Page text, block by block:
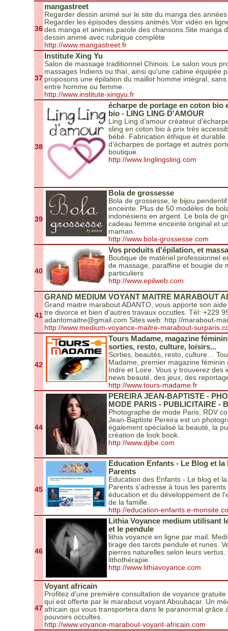
36
mangastreet
Regarder dessin animé sur le site du manga des
Regarder les épisodes dessins animés.Voir vidéo en
des manga et animes.parole des chansons.Site manga
dessin animé avec rubrique complète
http://www.mangastreet.fr
37
Institute Xing Yu
Salon de massage traditionnel Chinois. Le salon vous
massages Indiens ou thaï, ainsi qu'une cabine équipée
proposons une épilation du maillot homme intégral,
entre homme ou femme.
http://www.institute-xingyu.fr
38
écharpe de portage en coton bio
bio - LING LING D'AMOUR
Ling Ling d’amour créateur
sling en coton bio à prix très
bébé. Fabrication éthique et
d’écharpes de portage et autres
boutique.
http://www.linglingsling.com
39
Bola de grossesse
Bola de grossesse, le bijou
enceinte. Plus de 50 modèles de
indonésiens en argent. Le bola de
cadeau femme enceinte original et
maman.
http://www.bola-grossesse.com
40
Vos produits d'épilation, et
Boutique de matériel professionnel
de massage, paraffine et bougie de
particuliers
http://www.epilweb.com
41
GRAND MEDIUM VOYANT MAITRE MARABOUT
Grand maitre marabout ADANTO, vous apporte son
tre divorce et bien d'autres travaux occutles. Tél: +229
adantomaitre@gmail.com Sites web: http://marabout-
http://www.medium-voyance-maitre-marabout-
42
Tours Madame, magazine
sorties, resto, culture, loisirs...
Sorties, beautés, resto, culture…
Madame, premier magazine féminin
Indre et Loire. Vous y trouverez des
news beauté, des jeux, des
http://www.tours-madame.fr
44
PEREIRA JEAN-BAPTISTE -
MODE PARIS - PUBLICITAIRE -
Photographe de mode Paris, RDV
Jean-Baptiste Pereira est un
également spécialisé la beauté, la
création de look book.
http://www.djibe.com
45
Education Enfants - Le Blog et
Parents
Education des Enfants - Le blog et
Parents s'adresse à tous les
éducation et du développement de
de la famille.
http://education-enfants.e-
46
Lithia Voyance medium utilisant
et le pendule
lithia voyance en ligne par mail.
tirage des tarots pendule et runes.
pierres naturelles selon leurs
lithothérapie.
http://www.lithiavoyance.com
47
Voyant africain
Profitez d'une première consultation de voyance
qui est offerte par le marabout voyant Aboubacar. Un
africain qui vous transportera dans le paranormal grâce
pouvoirs occultes.
http://www.voyance-marabout-voyant-africain.com